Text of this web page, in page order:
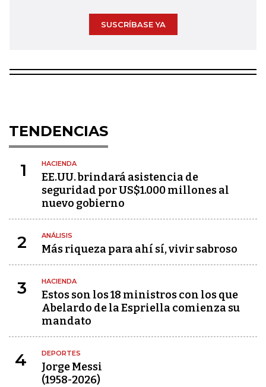
SUSCRÍBASE YA
TENDENCIAS
1 HACIENDA
EE.UU. brindará asistencia de
seguridad por US$1.000 millones al
nuevo gobierno
2 ANÁLISIS
Más riqueza para ahí sí, vivir sabroso
3 HACIENDA
Estos son los 18 ministros con los que
Abelardo de la Espriella comienza su
mandato
4 DEPORTES
Jorge Messi
(1958-2026)